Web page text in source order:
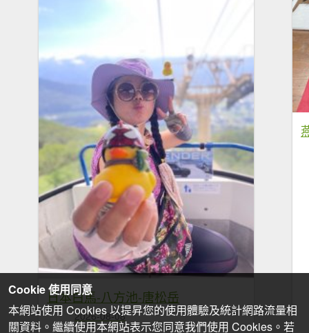
日本白馬-八方池-唐松岳
2026-08-08
Cookie 使用同意
本網站使用 Cookies 以提昇您的使用體驗及統計網路流量相
關資料。繼續使用本網站表示您同意我們使用 Cookies。若